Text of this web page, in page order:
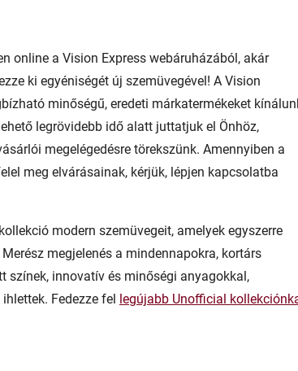
online a Vision Express webáruházából, akár
ki egyéniségét új szemüvegével! A Vision
minőségű, eredeti márkatermékeket
legrövidebb idő alatt juttatjuk el Önhöz,
megelégedésre törekszünk. Amennyiben a
meg elvárásainak, kérjük, lépjen kapcsolatba
modern szemüvegeit, amelyek egyszerre
megjelenés a mindennapokra, kortárs
színek, innovatív és minőségi anyagokkal,
Fedezze fel legújabb Unofficial